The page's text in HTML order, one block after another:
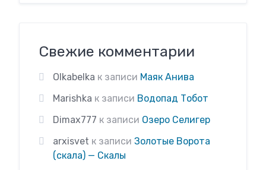
Свежие комментарии
Olkabelka к записи Маяк Анива
Marishka к записи Водопад Тобот
Dimax777 к записи Озеро Селигер
arxisvet к записи Золотые Ворота
(скала) — Скалы